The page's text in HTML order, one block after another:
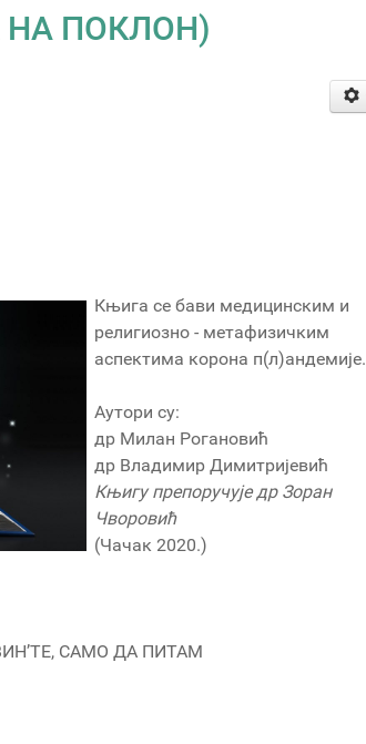
ПОКЛОН)
Књига се бави медицинским и
религиозно - метафизичким
аспектима корона п(л)андемије.
Аутори су:
др Милан Рогановић
др Владимир Димитријевић
Књигу препоручује др Зоран
Чворовић
(Чачак 2020.)
САМО ДА ПИТАМ